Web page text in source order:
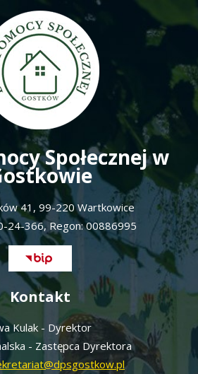
Społecznej w
41, 99-220 Wartkowice
24-366, Regon: 00886995
Kontakt
Kulak - Dyrektor
- Zastępca Dyrektora